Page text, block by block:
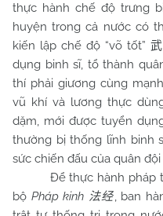
thực hành chế độ trưng
huyện trong cả nước có
kiến lập chế độ “võ tốt”
dụng binh sĩ, tổ thành
thí phải giương cùng
vũ khí và lương thực
dặm, mới được tuyển
thường bị thống lĩnh binh
sức chiến đấu của quân
Để thực hành pháp trị
bộ Pháp kinh 法经, ban